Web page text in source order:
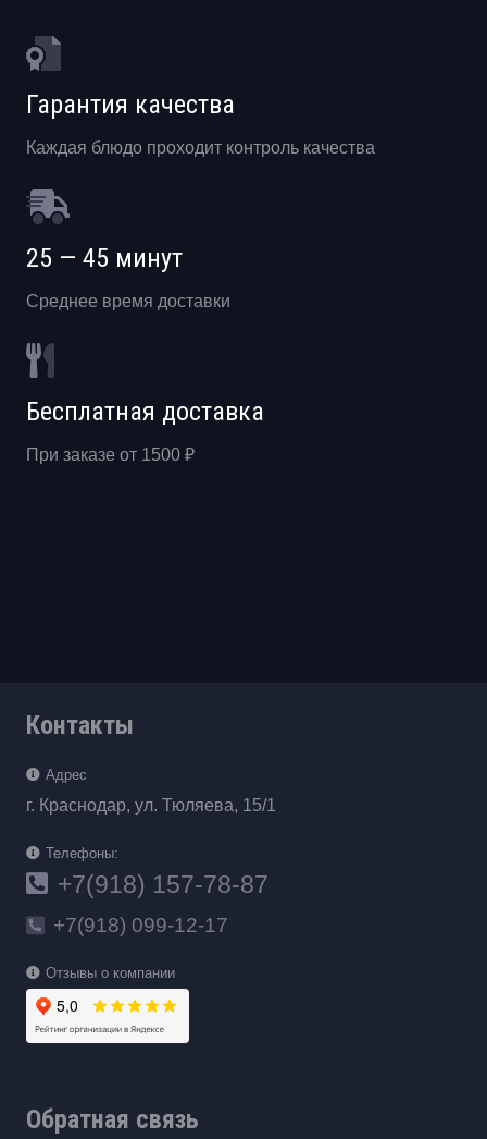
Гарантия качества
Каждая блюдо проходит контроль качества
25 — 45 минут
Среднее время доставки
Бесплатная доставка
При заказе от 1500 ₽
Контакты
Адрес
г. Краснодар, ул. Тюляева, 15/1
Телефоны:
+7(918) 157-78-87
+7(918) 099-12-17
Отзывы о компании
Обратная связь